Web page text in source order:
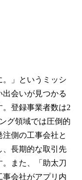
」というミッシ
出会いが見つかる
登録事業者数は2
グ領域では圧倒的
側の工事会社と
、長期的な取引先
また、「助太刀
会社がアプリ内